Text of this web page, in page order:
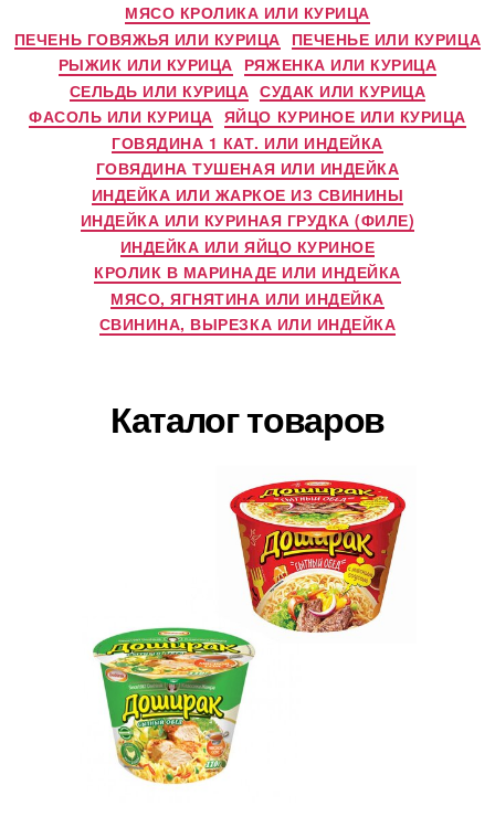
МЯСО КРОЛИКА ИЛИ КУРИЦА
ПЕЧЕНЬ ГОВЯЖЬЯ ИЛИ КУРИЦА ПЕЧЕНЬЕ ИЛИ КУРИЦА
РЫЖИК ИЛИ КУРИЦА РЯЖЕНКА ИЛИ КУРИЦА
СЕЛЬДЬ ИЛИ КУРИЦА СУДАК ИЛИ КУРИЦА
ФАСОЛЬ ИЛИ КУРИЦА ЯЙЦО КУРИНОЕ ИЛИ КУРИЦА
ГОВЯДИНА 1 КАТ. ИЛИ ИНДЕЙКА
ГОВЯДИНА ТУШЕНАЯ ИЛИ ИНДЕЙКА
ИНДЕЙКА ИЛИ ЖАРКОЕ ИЗ СВИНИНЫ
ИНДЕЙКА ИЛИ КУРИНАЯ ГРУДКА (ФИЛЕ)
ИНДЕЙКА ИЛИ ЯЙЦО КУРИНОЕ
КРОЛИК В МАРИНАДЕ ИЛИ ИНДЕЙКА
МЯСО, ЯГНЯТИНА ИЛИ ИНДЕЙКА
СВИНИНА, ВЫРЕЗКА ИЛИ ИНДЕЙКА
Каталог товаров